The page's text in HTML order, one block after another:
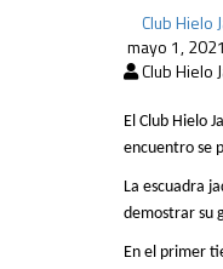
Club Hielo
mayo 1, 2021
Club Hielo
El Club Hielo
encuentro se
La escuadra
demostrar su
En el primer